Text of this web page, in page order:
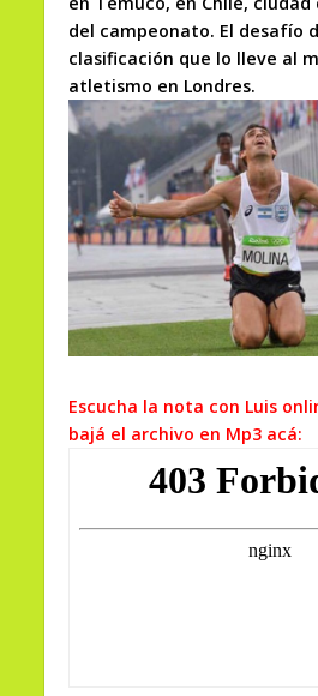
del campeonato. El desafío
clasificación que lo lleve al
atletismo en Londres.
Escucha la nota con Luis
bajá el archivo en Mp3 acá: